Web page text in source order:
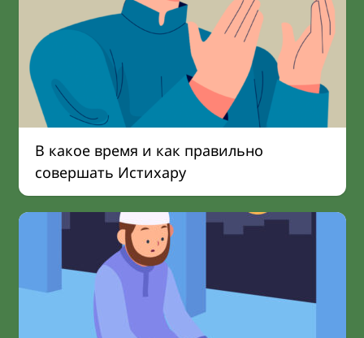
В какое время и как правильно
совершать Истихару